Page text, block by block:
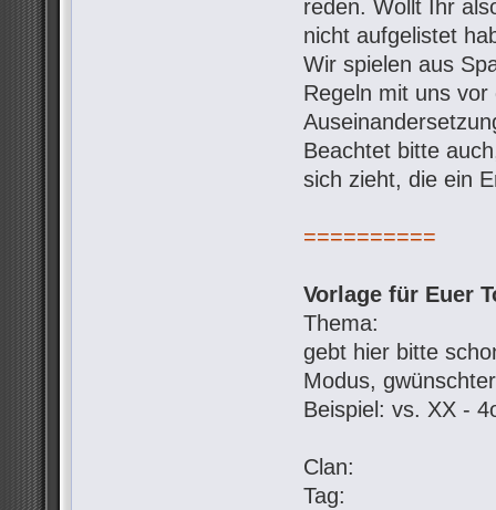
reden. Wollt Ihr
nicht aufgelistet
Wir spielen aus
Regeln mit uns
Beachtet bitte
sich zieht, die ein
==========
Vorlage für Euer
Thema:
gebt hier bitte
Modus,
Beispiel: vs. XX -
Clan:
Tag: